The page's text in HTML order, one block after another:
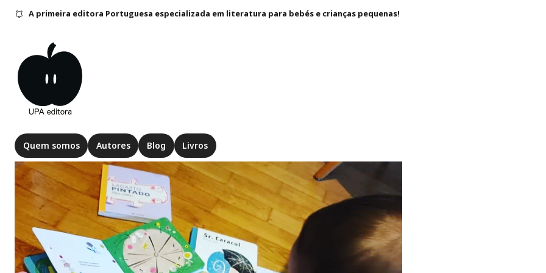
Quem somos Autores Blog Livros
A primeira editora Portuguesa especializada em literatura para bebés e crianças pequenas!
Home Blog Ler para bebés e crianças pequenas? Sim, claro.
Ler para bebés e crianças pequenas? Sim, claro.